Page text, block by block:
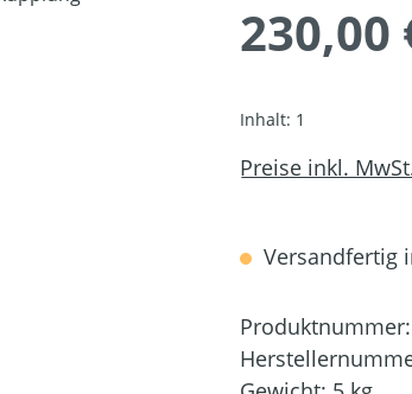
230,00
Inhalt: 1
Preise inkl.
Versandfertig
Produktnummer: